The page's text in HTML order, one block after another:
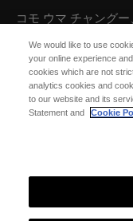
コモ ウマ チャング
オーストラリア／オ
コモ ザ トレジャリー
We would like to use
your online experience
cookies which are not
analytics cookies and
to our website and its
Statement and
Cookie